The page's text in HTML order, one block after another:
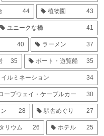
44 植物園 43
ユニークな橋 41
40 ラーメン 37
35 ボート・遊覧船 35
イルミネーション 34
ープウェイ・ケーブルカー 30
28 駅舎めぐり 27
リウム 26 ホテル 25